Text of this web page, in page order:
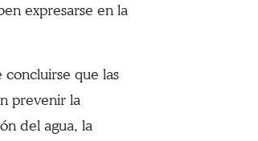
expresarse en la
que las
prevenir la
del agua, la